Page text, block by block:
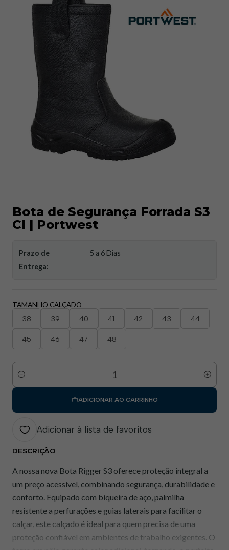
Bota de Segurança Forrada S3
CI | Portwest
Prazo de
Entrega:
5 a 6 Dias
TAMANHO CALÇADO
38 39 40 41 42 43 44
45 46 47 48
Quantidade
ADICIONAR AO CARRINHO
Adicionar à lista de favoritos
DESCRIÇÃO
A nossa nova Bota Rigger S3 oferece proteção integral a
um preço acessível, combinando segurança, durabilidade e
conforto. Equipado com biqueira de aço, palmilha
resistente a perfurações e guias laterais para facilitar o
calçar, este calçado é ideal para quem precisa de uma
proteção confiável em ambientes de trabalho exigentes. O